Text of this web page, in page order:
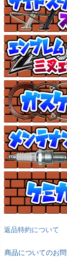
返品特約について
商品についてのお